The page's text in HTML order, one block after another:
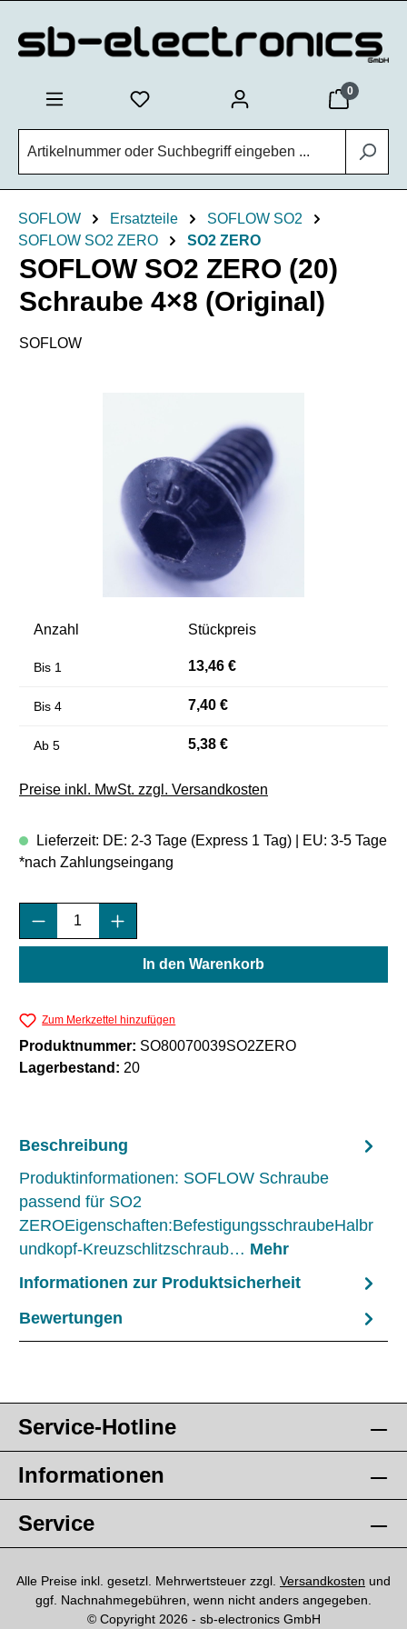
0
SOFLOW Ersatzteile
SOFLOW SO2
SOFLOW SO2 ZERO
SO2 ZERO
SOFLOW SO2 ZERO (20)
Schraube 4×8 (Original)
SOFLOW
Anzahl Stückpreis
Bis 1 13,46 €
Bis 4 7,40 €
Ab 5 5,38 €
Preise inkl. MwSt. zzgl. Versandkosten
Lieferzeit: DE: 2-3 Tage (Express 1 Tag) | EU: 3-5 Tage
*nach Zahlungseingang
Produkt Anzahl: Gib den gewünschten
In den Warenkorb
Zum Merkzettel hinzufügen
Produktnummer: SO80070039SO2ZERO
Lagerbestand: 20
Beschreibung
Produktinformationen: SOFLOW Schraube
passend für SO2
ZEROEigenschaften:BefestigungsschraubeHalbr
undkopf-Kreuzschlitzschraub… Mehr
Informationen zur Produktsicherheit
Bewertungen
Service-Hotline
Informationen
Service
Alle Preise inkl. gesetzl. Mehrwertsteuer zzgl. Versandkosten und
ggf. Nachnahmegebühren, wenn nicht anders angegeben.
© Copyright 2026 - sb-electronics GmbH